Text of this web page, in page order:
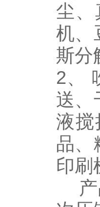
尘
机、
斯
2、
送、
液搅
品、
印刷